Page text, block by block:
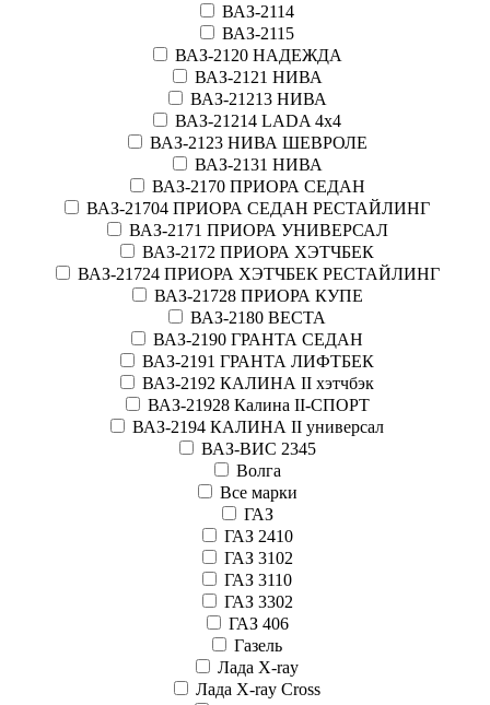
ВАЗ-2114
ВАЗ-2115
ВАЗ-2120 НАДЕЖДА
ВАЗ-2121 НИВА
ВАЗ-21213 НИВА
ВАЗ-21214 LADA 4х4
ВАЗ-2123 НИВА ШЕВРОЛЕ
ВАЗ-2131 НИВА
ВАЗ-2170 ПРИОРА СЕДАН
ВАЗ-21704 ПРИОРА СЕДАН РЕСТАЙЛИНГ
ВАЗ-2171 ПРИОРА УНИВЕРСАЛ
ВАЗ-2172 ПРИОРА ХЭТЧБЕК
ВАЗ-21724 ПРИОРА ХЭТЧБЕК РЕСТАЙЛИНГ
ВАЗ-21728 ПРИОРА КУПЕ
ВАЗ-2180 ВЕСТА
ВАЗ-2190 ГРАНТА СЕДАН
ВАЗ-2191 ГРАНТА ЛИФТБЕК
ВАЗ-2192 КАЛИНА II хэтчбэк
ВАЗ-21928 Калина II-СПОРТ
ВАЗ-2194 КАЛИНА II универсал
ВАЗ-ВИС 2345
Волга
Все марки
ГАЗ
ГАЗ 2410
ГАЗ 3102
ГАЗ 3110
ГАЗ 3302
ГАЗ 406
Газель
Лада X-ray
Лада X-ray Cross